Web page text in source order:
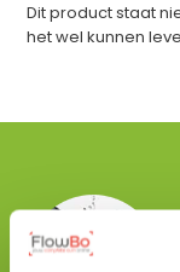
Dit product staat
het wel kunnen